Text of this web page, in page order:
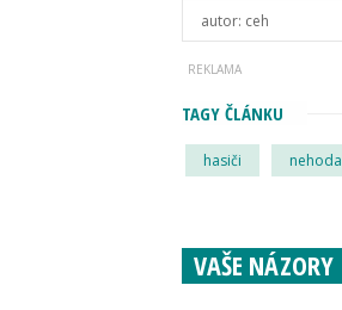
autor: ceh
TAGY ČLÁNKU
hasiči nehoda
VAŠE NÁZORY